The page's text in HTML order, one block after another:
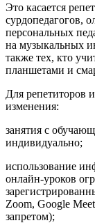
Это касается
сурдопедагогов,
персональных
на музыкальных
также тех, кто
планшетами и
Для репетиторов
изменения:
занятия с
индивидуально;
использование
онлайн-уроков
Zoom, Google
запретом);